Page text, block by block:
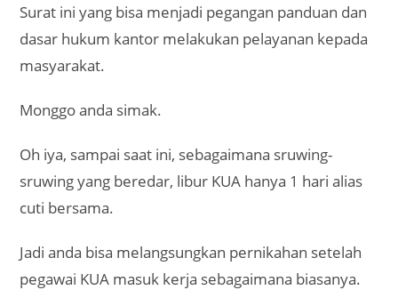
Surat ini yang bisa menjadi pegangan panduan dan
dasar hukum kantor melakukan pelayanan kepada
masyarakat.
Monggo anda simak.
Oh iya, sampai saat ini, sebagaimana sruwing-
sruwing yang beredar, libur KUA hanya 1 hari alias
cuti bersama.
Jadi anda bisa melangsungkan pernikahan setelah
pegawai KUA masuk kerja sebagaimana biasanya.